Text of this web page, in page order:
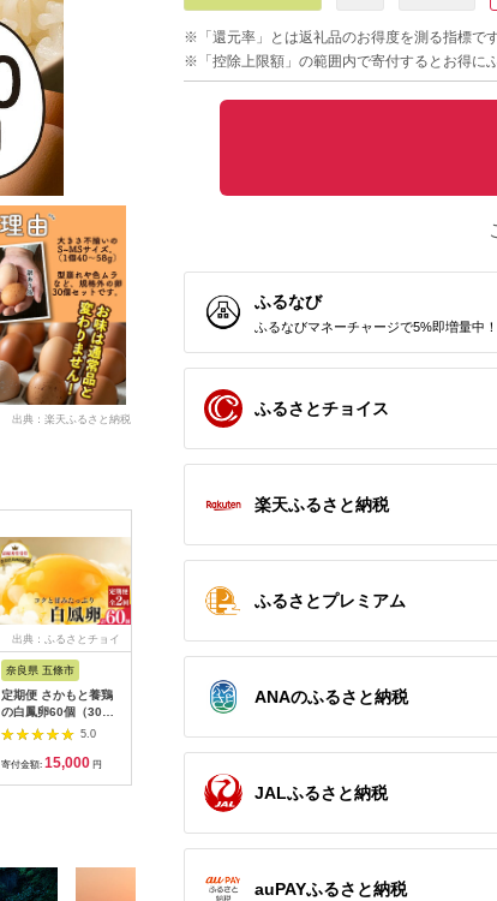
出典：楽天ふるさと納税
出典：ふるさとチョイ
奈良県 五條市
定期便 さかもと養鶏
の白鳳卵60個（30個
入×全2回配送）5.0
寄付金額: 15,000 円
出典：ふるなび
【3回定期便】コク旨
極上卵 30個 割れ保証
5.0
出典：ふるなび
【卵 定期便12か月】
5.0
※「還元率」とは返礼品のお得度を測る指標で
※「控除上限額」の範囲内で寄付するとお得に
ふるなび
ふるなびマネーチャージで5%即増量中！
ふるさとチョイス
楽天ふるさと納税
ふるさとプレミアム
ANAのふるさと納税
JALふるさと納税
auPAYふるさと納税